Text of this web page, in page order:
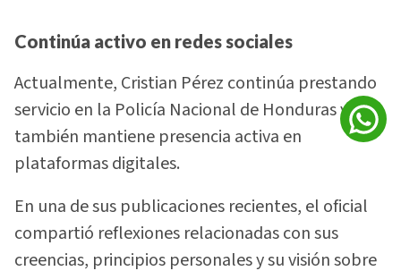
Continúa activo en redes sociales
Actualmente, Cristian Pérez continúa prestando
servicio en la Policía Nacional de Honduras y
también mantiene presencia activa en
plataformas digitales.
En una de sus publicaciones recientes, el oficial
compartió reflexiones relacionadas con sus
creencias, principios personales y su visión sobre